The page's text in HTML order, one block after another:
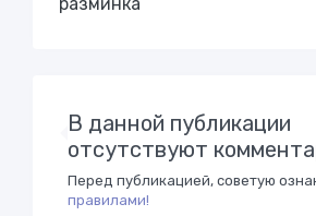
В данной публикации
отсутствуют
Перед публикацией, советую
правилами!